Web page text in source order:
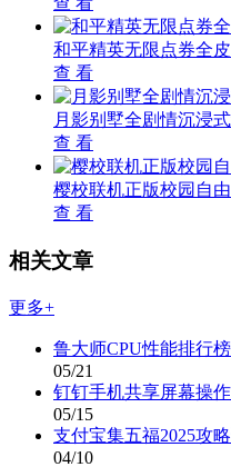
和平精英无限点券全
查 看
月影别墅全剧情沉浸
查 看
樱校联机正版校园自
查 看
相关文章
更多+
鲁大师CPU性能排行
05/21
钉钉手机共享屏幕操
05/15
支付宝集五福2025攻
04/10